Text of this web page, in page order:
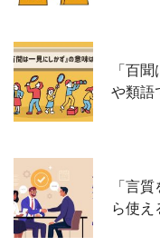
「百
や類語
「言
ら使え